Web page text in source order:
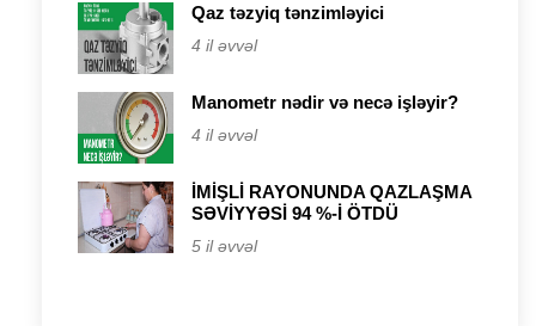
Qaz təzyiq tənzimləyici
4 il əvvəl
Manometr nədir və necə işləyir?
4 il əvvəl
İMİŞLİ RAYONUNDA QAZLAŞMA
SƏVİYYƏSİ 94 %-İ ÖTDÜ
5 il əvvəl